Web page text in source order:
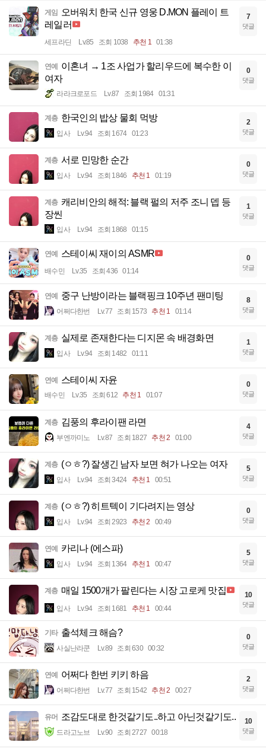
게임
오버워치 한국 신규 영웅 D.MON 플레이 트
레일러
세프라딘 Lv.85 조회 1038 추천 1 01:38
7
댓글
연예
이혼녀 → 1조 사업가 할리우드에 복수한 이
여자
라라크로포드 Lv.87 조회 1984 01:31
0
댓글
계층 한국인의 밥상 물회 먹방
입사 Lv.94 조회 1674 01:23
2
댓글
계층 서로 민망한 순간
입사 Lv.94 조회 1846 추천 1 01:19
0
댓글
계층 캐리비안의 해적: 블랙 펄의 저주 조니 뎁 등
장씬
입사 Lv.94 조회 1868 01:15
1
댓글
연예 스테이씨 재이의 ASMR
배수민 Lv.35 조회 436 01:14
0
댓글
연예 중구 난방이라는 블랙핑크 10주년 팬미팅
어쩌다한번 Lv.77 조회 1573 추천 1 01:14
8
댓글
계층 실제로 존재한다는 디지몬 속 배경화면
입사 Lv.94 조회 1482 01:11
1
댓글
연예 스테이씨 자윤
배수민 Lv.35 조회 612 추천 1 01:07
0
댓글
계층 김풍의 후라이팬 라면
부엔까미노 Lv.87 조회 1827 추천 2 01:00
4
댓글
계층 (ㅇㅎ?) 잘생긴 남자 보면 혀가 나오는 여자
입사 Lv.94 조회 3424 추천 1 00:51
5
댓글
계층 (ㅇㅎ?) 히트텍이 기다려지는 영상
입사 Lv.94 조회 2923 추천 2 00:49
0
댓글
연예 카리나 (에스파)
입사 Lv.94 조회 1364 추천 1 00:47
5
댓글
계층 매일 1500개가 팔린다는 시장 고로케 맛집
입사 Lv.94 조회 1681 추천 1 00:44
10
댓글
기타 출석체크 해슴?
사실난라쿤 Lv.89 조회 630 00:32
0
댓글
연예 어쩌다 한번 키키 하음
어쩌다한번 Lv.77 조회 1542 추천 2 00:27
2
댓글
유머 조감도대로 한것같기도..하고 아닌것같기도..
드라고노브 Lv.90 조회 2727 00:18
10
댓글